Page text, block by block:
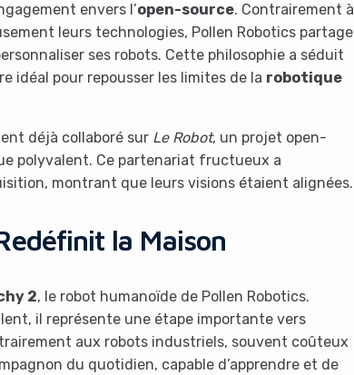
envers l’open-source. Contrairement à
leurs technologies, Pollen Robotics partage
ses robots. Cette philosophie a séduit
idéal pour repousser les limites de la robotique
déjà collaboré sur Le Robot, un projet open-
polyvalent. Ce partenariat fructueux a
montrant que leurs visions étaient alignées.
la Maison
2, le robot humanoïde de Pollen Robotics.
il représente une étape importante vers
aux robots industriels, souvent coûteux
du quotidien, capable d’apprendre et de